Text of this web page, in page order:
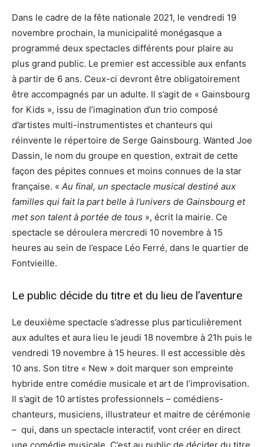
Dans le cadre de la fête nationale 2021, le vendredi 19
novembre prochain, la municipalité monégasque a
programmé deux spectacles différents pour plaire au
plus grand public. Le premier est accessible aux enfants
à partir de 6 ans. Ceux-ci devront être obligatoirement
être accompagnés par un adulte. Il s’agit de « Gainsbourg
for Kids », issu de l’imagination d’un trio composé
d’artistes multi-instrumentistes et chanteurs qui
réinvente le répertoire de Serge Gainsbourg. Wanted Joe
Dassin, le nom du groupe en question, extrait de cette
façon des pépites connues et moins connues de la star
française. « Au final, un spectacle musical destiné aux
familles qui fait la part belle à l’univers de Gainsbourg et
met son talent à portée de tous », écrit la mairie. Ce
spectacle se déroulera mercredi 10 novembre à 15
heures au sein de l’espace Léo Ferré, dans le quartier de
Fontvieille.
Le public décide du titre et du lieu de l’aventure
Le deuxième spectacle s’adresse plus particulièrement
aux adultes et aura lieu le jeudi 18 novembre à 21h puis le
vendredi 19 novembre à 15 heures. Il est accessible dès
10 ans. Son titre « New » doit marquer son empreinte
hybride entre comédie musicale et art de l’improvisation.
Il s’agit de 10 artistes professionnels – comédiens-
chanteurs, musiciens, illustrateur et maitre de cérémonie
– qui, dans un spectacle interactif, vont créer en direct